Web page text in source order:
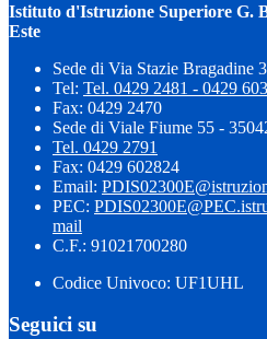
Istituto d'Istruzione Superiore G.
Este
Sede di Via Stazie Bragadine
Tel: Tel. 0429 2481 - 0429
Fax: 0429 2470
Sede di Viale Fiume 55 -
Tel. 0429 2791
Fax: 0429 602824
Email:
PEC:
mail
C.F.: 91021700280
Codice Univoco: UF1UHL
Seguici su